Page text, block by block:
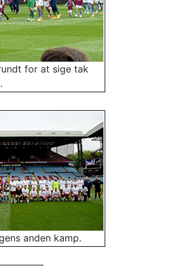
for at sige tak
anden kamp.